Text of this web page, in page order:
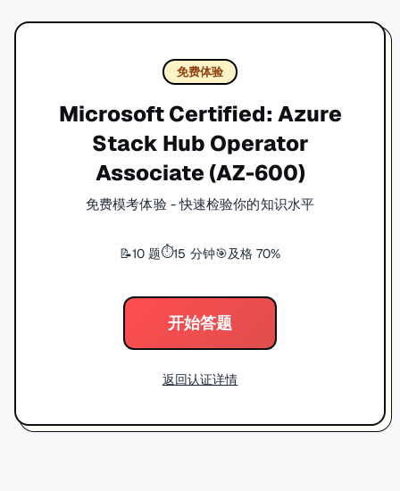
免费体验
Microsoft Certified: Azure
Stack Hub Operator
Associate (AZ-600)
免费模考体验 - 快速检验你的知识水平
📝10 题⏱️15 分钟🎯及格 70%
开始答题
返回认证详情